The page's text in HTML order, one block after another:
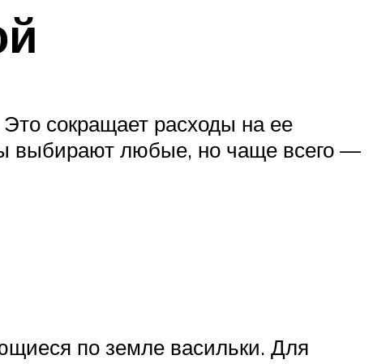
сокращает расходы на ее
выбирают любые, но чаще всего —
по земле васильки. Для